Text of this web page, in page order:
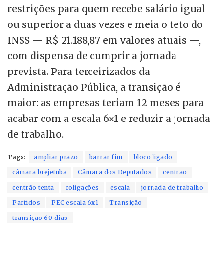
restrições para quem recebe salário igual
ou superior a duas vezes e meia o teto do
INSS — R$ 21.188,87 em valores atuais —,
com dispensa de cumprir a jornada
prevista. Para terceirizados da
Administração Pública, a transição é
maior: as empresas teriam 12 meses para
acabar com a escala 6×1 e reduzir a jornada
de trabalho.
Tags: ampliar prazo barrar fim bloco ligado
câmara brejetuba Câmara dos Deputados centrão
centrão tenta coligações escala jornada de trabalho
Partidos PEC escala 6x1 Transição
transição 60 dias